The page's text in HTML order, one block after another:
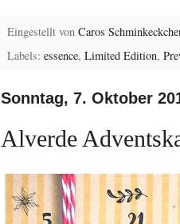
Eingestellt von Caros
Labels: essence, Limited Edition,
Sonntag, 7. Oktober
Alverde